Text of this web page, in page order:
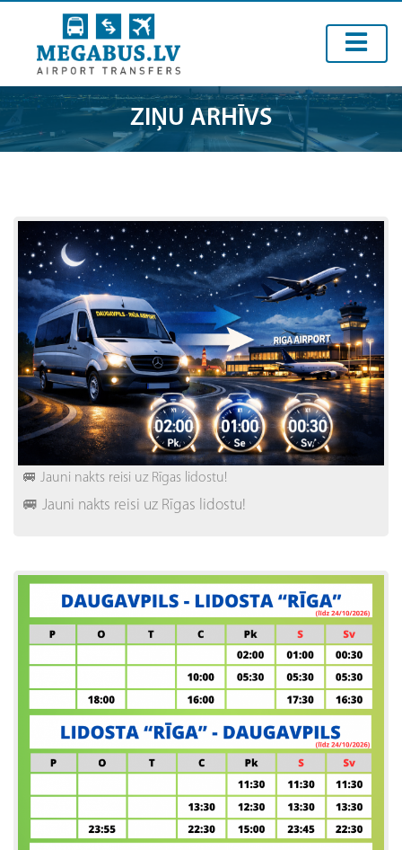
ZIŅU ARHĪVS
🚐 Jauni nakts reisi uz Rīgas lidostu!
🚐 Jauni nakts reisi uz Rīgas lidostu!